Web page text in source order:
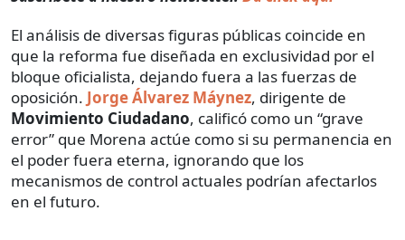
El análisis de diversas figuras públicas coincide en
que la reforma fue diseñada en exclusividad por el
bloque oficialista, dejando fuera a las fuerzas de
oposición. Jorge Álvarez Máynez, dirigente de
Movimiento Ciudadano, calificó como un “grave
error” que Morena actúe como si su permanencia en
el poder fuera eterna, ignorando que los
mecanismos de control actuales podrían afectarlos
en el futuro.